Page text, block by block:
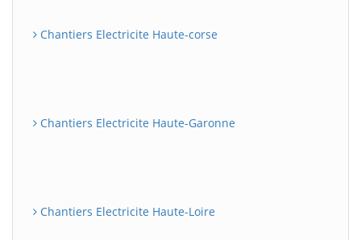
Chantiers Electricite Haute-corse
Chantiers Electricite Haute-Garonne
Chantiers Electricite Haute-Loire